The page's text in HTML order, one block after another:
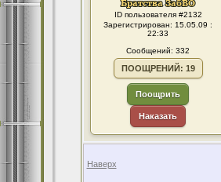
ID пользователя #2132
Зарегистрирован: 15.05.09 :
22:33
Сообщений: 332
ПООЩРЕНИЙ: 19
Поощрить
Наказать
Наверх